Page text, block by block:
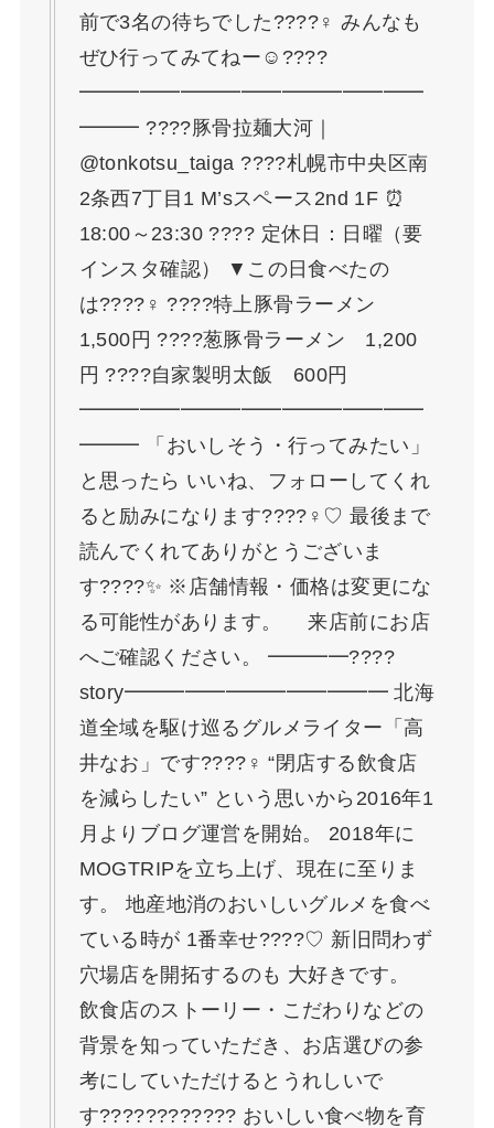
前で3名の待ちでした????‍♀️ みんなも
ぜひ行ってみてねー☺????
━━━━━━━━━━━━━━━━━
━━━ ????豚骨拉麺大河｜
@tonkotsu_taiga ????札幌市中央区南
2条西7丁目1 M’sスペース2nd 1F ⏰
18:00～23:30 ???? 定休日：日曜（要
インスタ確認） ▼この日食べたの
は????‍♀️ ????特上豚骨ラーメン
1,500円 ????葱豚骨ラーメン 1,200
円 ????自家製明太飯 600円
━━━━━━━━━━━━━━━━━
━━━ 「おいしそう・行ってみたい」
と思ったら いいね、フォローしてくれ
ると励みになります????‍♀️♡ 最後まで
読んでくれてありがとうございま
す????✨ ※店舗情報・価格は変更にな
る可能性があります。 来店前にお店
へご確認ください。 ━━━━????
story━━━━━━━━━━━━━ 北海
道全域を駆け巡るグルメライター「高
井なお」です????‍♀️ “閉店する飲食店
を減らしたい” という思いから2016年1
月よりブログ運営を開始。 2018年に
MOGTRIPを立ち上げ、現在に至りま
す。 地産地消のおいしいグルメを食べ
ている時が 1番幸せ????♡ 新旧問わず
穴場店を開拓するのも 大好きです。
飲食店のストーリー・こだわりなどの
背景を知っていただき、お店選びの参
考にしていただけるとうれしいで
す???????????? おいしい食べ物を育